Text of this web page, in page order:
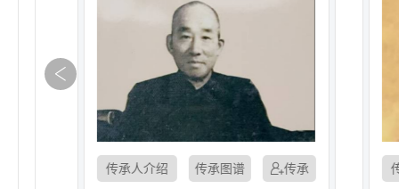
传承图谱 传承人介绍 传承